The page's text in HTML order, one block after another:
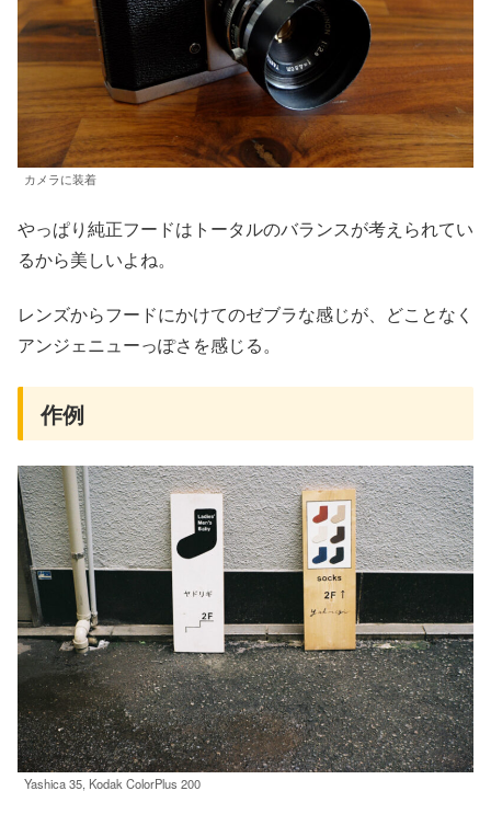
カメラに装着
やっぱり純正フードはトータルのバランスが考えられてい
るから美しいよね。
レンズからフードにかけてのゼブラな感じが、どことなく
アンジェニューっぽさを感じる。
作例
Yashica 35, Kodak ColorPlus 200